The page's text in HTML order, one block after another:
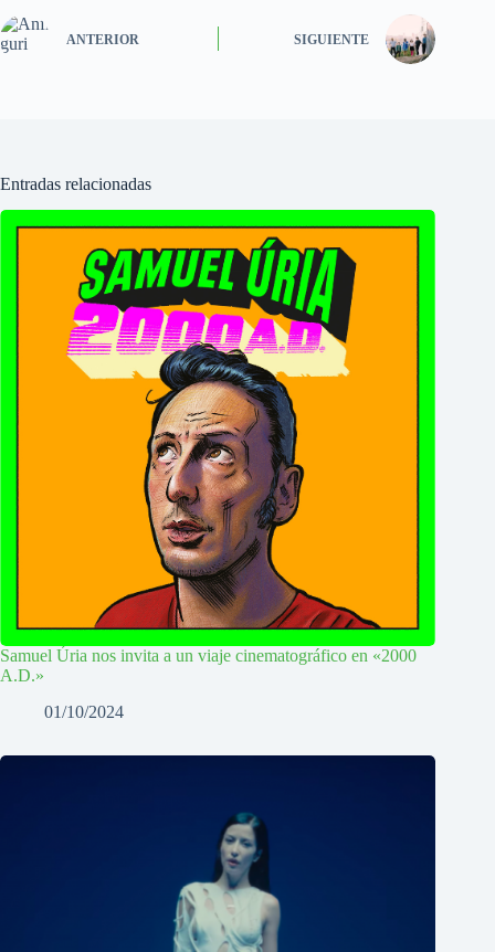
ANTERIOR SIGUIENTE
Entradas relacionadas
Samuel Úria nos invita a un viaje cinematográfico en «2000
A.D.»
01/10/2024